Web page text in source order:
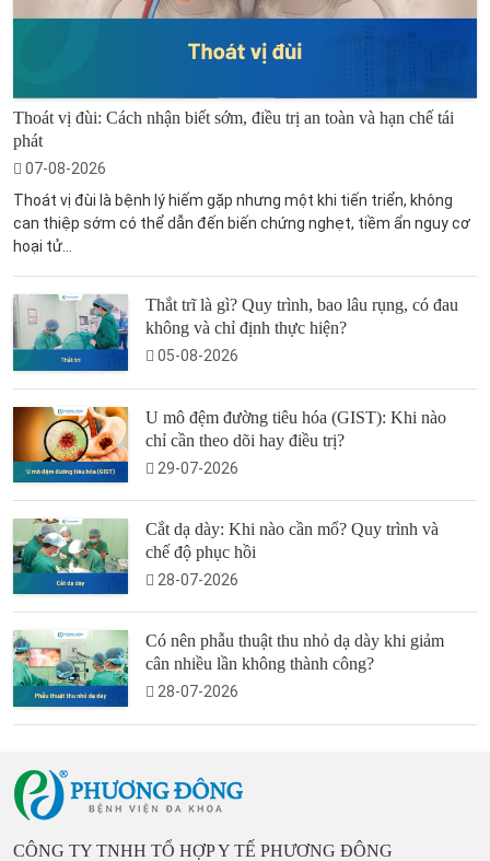
Thoát vị đùi: Cách nhận biết sớm, điều trị an toàn và hạn chế tái
phát
07-08-2026
Thoát vị đùi là bệnh lý hiếm gặp nhưng một khi tiến triển, không
can thiệp sớm có thể dẫn đến biến chứng nghẹt, tiềm ẩn nguy cơ
hoại tử...
Thắt trĩ là gì? Quy trình, bao lâu rụng, có đau
không và chỉ định thực hiện?
05-08-2026
U mô đệm đường tiêu hóa (GIST): Khi nào
chỉ cần theo dõi hay điều trị?
29-07-2026
Cắt dạ dày: Khi nào cần mổ? Quy trình và
chế độ phục hồi
28-07-2026
Có nên phẫu thuật thu nhỏ dạ dày khi giảm
cân nhiều lần không thành công?
28-07-2026
CÔNG TY TNHH TỔ HỢP Y TẾ PHƯƠNG ĐÔNG